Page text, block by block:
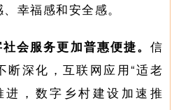
幸福感和安全感。
会服务更加普惠便捷。 信
断深化，互联网应用“适老
进，数字乡村建设加速推